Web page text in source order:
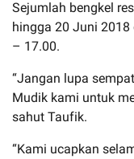
Sejumlah bengkel
hingga 20 Juni
– 17.00.
“Jangan lupa
Mudik kami untuk
sahut Taufik.
“Kami ucapkan